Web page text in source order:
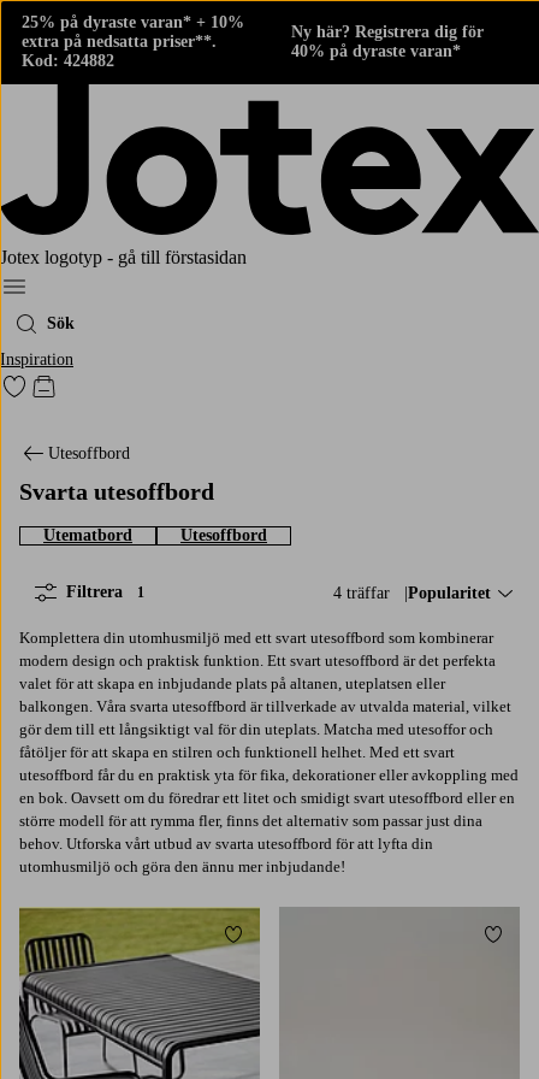
25% på dyraste varan* + 10%
extra på nedsatta priser**.
Kod: 424882
Ny här? Registrera dig för
40% på dyraste varan*
Jotex logotyp - gå till förstasidan
Meny
Sök
Inspiration
Gå till favoritmarkerade produkter
Gå till kundvagnen
Utesoffbord
Svarta utesoffbord
Utematbord Utesoffbord
4 träffar Sortera på:
Popularitet
Filtrera 1
Komplettera din utomhusmiljö med ett svart utesoffbord som kombinerar
modern design och praktisk funktion. Ett svart utesoffbord är det perfekta
valet för att skapa en inbjudande plats på altanen, uteplatsen eller
balkongen. Våra svarta utesoffbord är tillverkade av utvalda material, vilket
gör dem till ett långsiktigt val för din uteplats. Matcha med utesoffor och
fåtöljer för att skapa en stilren och funktionell helhet. Med ett svart
utesoffbord får du en praktisk yta för fika, dekorationer eller avkoppling med
en bok. Oavsett om du föredrar ett litet och smidigt svart utesoffbord eller en
större modell för att rymma fler, finns det alternativ som passar just dina
behov. Utforska vårt utbud av svarta utesoffbord för att lyfta din
utomhusmiljö och göra den ännu mer inbjudande!
Lägg till i favoriter Lägg